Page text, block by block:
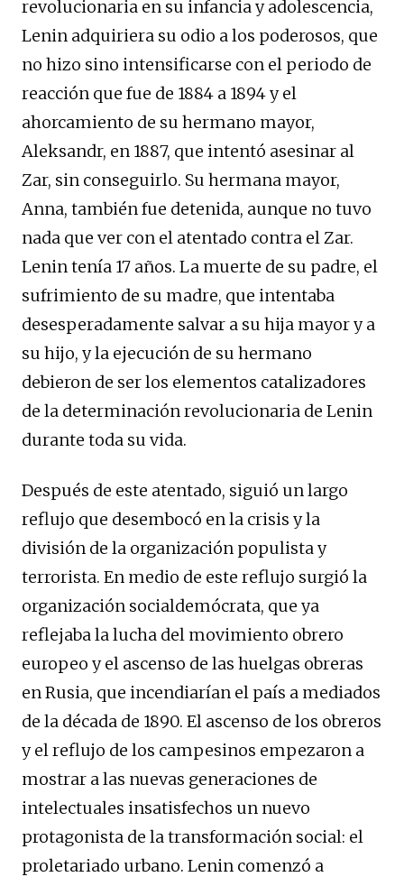
revolucionaria en su infancia y adolescencia,
Lenin adquiriera su odio a los poderosos, que
no hizo sino intensificarse con el periodo de
reacción que fue de 1884 a 1894 y el
ahorcamiento de su hermano mayor,
Aleksandr, en 1887, que intentó asesinar al
Zar, sin conseguirlo. Su hermana mayor,
Anna, también fue detenida, aunque no tuvo
nada que ver con el atentado contra el Zar.
Lenin tenía 17 años. La muerte de su padre, el
sufrimiento de su madre, que intentaba
desesperadamente salvar a su hija mayor y a
su hijo, y la ejecución de su hermano
debieron de ser los elementos catalizadores
de la determinación revolucionaria de Lenin
durante toda su vida.
Después de este atentado, siguió un largo
reflujo que desembocó en la crisis y la
división de la organización populista y
terrorista. En medio de este reflujo surgió la
organización socialdemócrata, que ya
reflejaba la lucha del movimiento obrero
europeo y el ascenso de las huelgas obreras
en Rusia, que incendiarían el país a mediados
de la década de 1890. El ascenso de los obreros
y el reflujo de los campesinos empezaron a
mostrar a las nuevas generaciones de
intelectuales insatisfechos un nuevo
protagonista de la transformación social: el
proletariado urbano. Lenin comenzó a